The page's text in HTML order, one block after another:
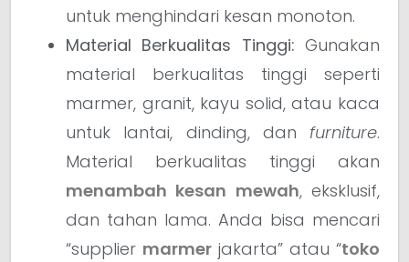
untuk menghindari kesan monoton.
Material Berkualitas Tinggi: Gunakan
material berkualitas tinggi seperti
marmer, granit, kayu solid, atau kaca
untuk lantai, dinding, dan furniture.
Material berkualitas tinggi akan
menambah kesan mewah, eksklusif,
dan tahan lama. Anda bisa mencari
“supplier marmer jakarta” atau “toko